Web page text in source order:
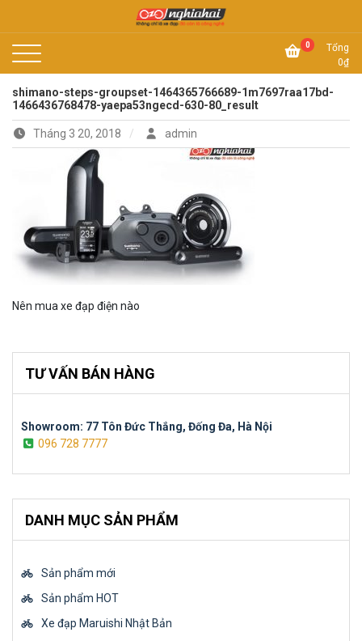
Xe đạp Nhật Nghĩa Hải 0
Tổng
0₫
shimano-steps-groupset-1464365766689-1m7697raa17bd-
1466436768478-yaepa53ngecd-630-80_result
Tháng 3 20, 2018 admin
Nên mua xe đạp điện nào
TƯ VẤN BÁN HÀNG
Showroom: 77 Tôn Đức Thắng, Đống Đa, Hà Nội
096 728 7777
DANH MỤC SẢN PHẨM
Sản phẩm mới
Sản phẩm HOT
Xe đạp Maruishi Nhật Bản